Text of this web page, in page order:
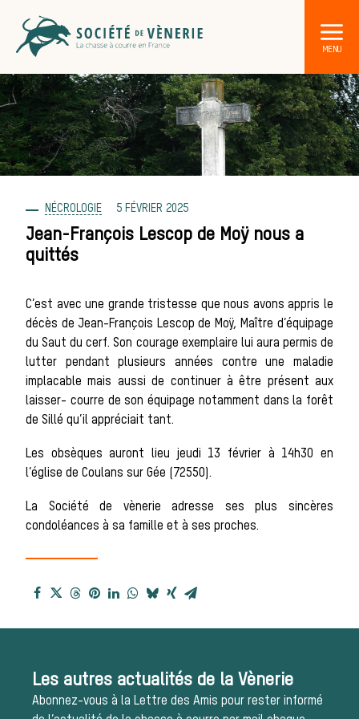
Les acteurs de la vènerie
Les animaux sauvages
Les chiens de meute
Les chevaux de chasse
Les veneurs
Chasser les idées
reçues
Patrimoine
NÉCROLOGIE 5 FÉVRIER 2025
Jean-François Lescop de Moÿ nous a
quittés
C’est avec une grande tristesse que nous avons appris le
décès de Jean-François Lescop de Moÿ, Maître d’équipage
du Saut du cerf. Son courage exemplaire lui aura permis de
lutter pendant plusieurs années contre une maladie
implacable mais aussi de continuer à être présent aux
laisser- courre de son équipage notamment dans la forêt
de Sillé qu’il appréciait tant.
Les obsèques auront lieu jeudi 13 février à 14h30 en
l’église de Coulans sur Gée (72550).
La Société de vènerie adresse ses plus sincères
condoléances à sa famille et à ses proches.
Les autres actualités de la Vènerie
Abonnez-vous à la Lettre des Amis pour rester informé